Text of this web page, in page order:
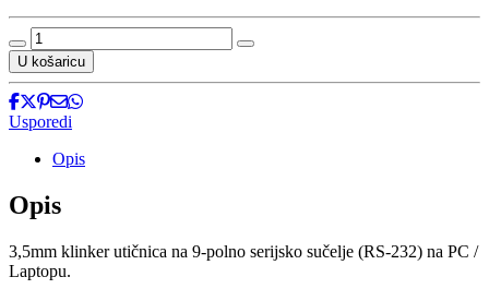
SOFT-
TH200/210
-
Software
količina
U košaricu
Usporedi
Opis
Opis
3,5mm klinker utičnica na 9-polno serijsko sučelje (RS-232) na PC /
Laptopu.